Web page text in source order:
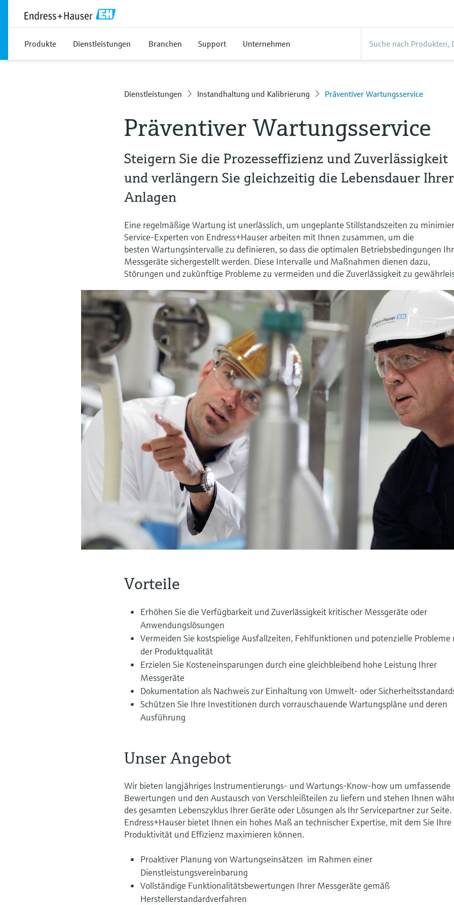
Produkte Dienstleistungen Branchen Support Unternehmen
Dienstleistungen Instandhaltung und Kalibrierung Präventiver Wartungsservice
Präventiver Wartungsservice
Steigern Sie die Prozesseffizienz und Zuverlässigkeit
und verlängern Sie gleichzeitig die Lebensdauer Ihrer
Anlagen
Eine regelmäßige Wartung ist unerlässlich, um ungeplante Stillstandszeiten zu
Service-Experten von Endress+Hauser arbeiten mit Ihnen zusammen, um die
besten Wartungsintervalle zu definieren, so dass die optimalen Betriebsbedingungen
Messgeräte sichergestellt werden. Diese Intervalle und Maßnahmen dienen dazu,
Störungen und zukünftige Probleme zu vermeiden und die Zuverlässigkeit zu
Vorteile
Erhöhen Sie die Verfügbarkeit und Zuverlässigkeit kritischer Messgeräte oder
Anwendungslösungen
Vermeiden Sie kostspielige Ausfallzeiten, Fehlfunktionen und potenzielle Probleme
der Produktqualität
Erzielen Sie Kosteneinsparungen durch eine gleichbleibend hohe Leistung Ihrer
Messgeräte
Dokumentation als Nachweis zur Einhaltung von Umwelt- oder
Schützen Sie Ihre Investitionen durch vorrauschauende Wartungspläne und deren
Ausführung
Unser Angebot
Wir bieten langjähriges Instrumentierungs- und Wartungs-Know-how um umfassende
Bewertungen und den Austausch von Verschleißteilen zu liefern und stehen Ihnen
des gesamten Lebenszyklus Ihrer Geräte oder Lösungen als Ihr Servicepartner zur Seite.
Endress+Hauser bietet Ihnen ein hohes Maß an technischer Expertise, mit dem Sie Ihre
Produktivität und Effizienz maximieren können.
Proaktiver Planung von Wartungseinsätzen im Rahmen einer
Dienstleistungsvereinbarung
Vollständige Funktionalitätsbewertungen Ihrer Messgeräte gemäß
Herstellerstandardverfahren